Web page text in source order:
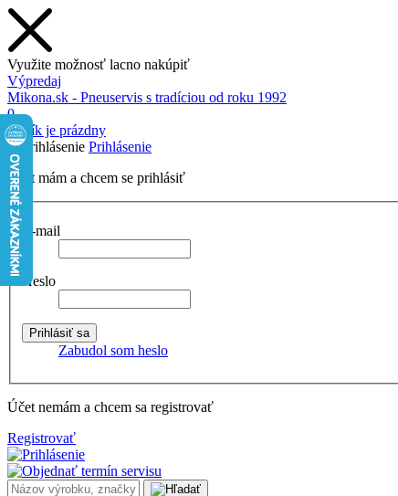
Využite možnosť lacno nakúpiť
Výpredaj
Mikona.sk - Pneuservis s tradíciou od roku 1992
0
Košík je prázdny
Prihlásenie
Účet mám a chcem se prihlásiť
E-mail
Heslo
Zabudol som heslo
Účet nemám a chcem sa registrovať
Registrovať